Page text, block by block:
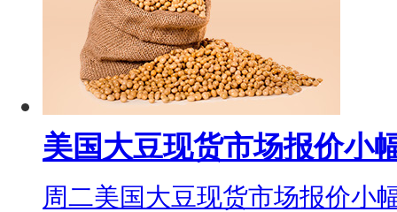
美国大豆现货市场报价小
周二美国大豆现货市场报价小